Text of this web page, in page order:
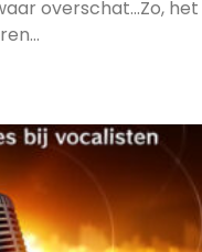
overschat…Zo, het